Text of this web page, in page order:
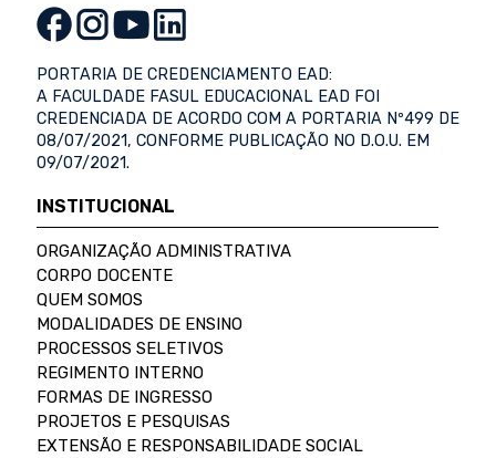
PORTARIA DE CREDENCIAMENTO EAD:
A FACULDADE FASUL EDUCACIONAL EAD FOI
CREDENCIADA DE ACORDO COM A PORTARIA Nº499 DE
08/07/2021, CONFORME PUBLICAÇÃO NO D.O.U. EM
09/07/2021.
INSTITUCIONAL
ORGANIZAÇÃO ADMINISTRATIVA
CORPO DOCENTE
QUEM SOMOS
MODALIDADES DE ENSINO
PROCESSOS SELETIVOS
REGIMENTO INTERNO
FORMAS DE INGRESSO
PROJETOS E PESQUISAS
EXTENSÃO E RESPONSABILIDADE SOCIAL